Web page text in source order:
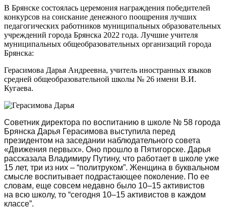
В Брянске состоялась церемония награждения победителей
конкурсов на соискание денежного поощрения лучших
педагогических работников муниципальных образовательных
учреждений города Брянска 2022 года. Лучшие учителя
муниципальных общеобразовательных организаций города
Брянска:
Герасимова Дарья Андреевна, учитель иностранных языков
средней общеобразовательной школы № 26 имени В.И.
Кугаева.
Советник директора по воспитанию в школе № 58 города
Брянска Дарья Герасимова выступила перед
президентом на заседании наблюдательного совета
«Движения первых». Оно прошло в Пятигорске. Дарья
рассказала Владимиру Путину, что работает в школе уже
15 лет, три из них – “политруком”. Женщина в буквальном
смысле воспитывает подрастающее поколение. По ее
словам, еще совсем недавно было 10–15 активистов
на всю школу, то “сегодня 10–15 активистов в каждом
классе”.